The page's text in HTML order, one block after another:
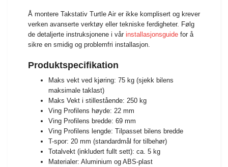
Å montere Takstativ Turtle Air er ikke komplisert og krever
verken avanserte verktøy eller tekniske ferdigheter. Følg
de detaljerte instruksjonene i vår installasjonsguide for å
sikre en smidig og problemfri installasjon.
Produktspecifikation
Maks vekt ved kjøring: 75 kg (sjekk bilens
maksimale taklast)
Maks Vekt i stillestående: 250 kg
Ving Profilens høyde: 22 mm
Ving Profilens bredde: 69 mm
Ving Profilens lengde: Tilpasset bilens bredde
T-spor: 20 mm (standardmål for tilbehør)
Totalvekt (inkludert fullt sett): ca. 5 kg
Materialer: Aluminium og ABS-plast